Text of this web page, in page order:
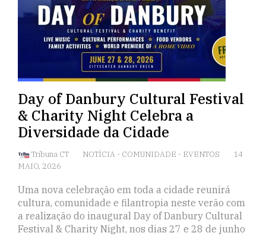
Day of Danbury Cultural Festival
& Charity Night Celebra a
Diversidade da Cidade
Tribuna CT NOTÍCIA - COMUNIDADE - EVENTOS
14
MAIO, 2026
Uma nova celebração em toda a cidade reunirá
cultura, comunidade e filantropia neste verão com
a realização do inaugural Day of Danbury Cultural
Festival & Charity Night, nos dias 27 e 28 de junho